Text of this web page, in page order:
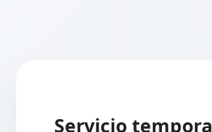
Servicio